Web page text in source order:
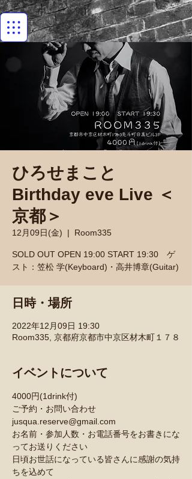
ひろせまこと
Birthday eve Live ＜
京都＞
12月09日(金)
  |
Room335
SOLD OUT OPEN 19:00 START 19:30 ゲ
スト：笠松 学(Keyboard)・高井博章(Guitar)
日時・場所
2022年12月09日 19:30
Room335, 京都府京都市中京区材木町１７８
イベントについて
4000円(1drink付)
ご予約・お問い合わせ
jusqua.reserve@gmail.com
お名前・参加人数・お電話番号をお書きにな
ってお送りください
日頃お世話になっている皆さんに感謝の気持
ちを込めて